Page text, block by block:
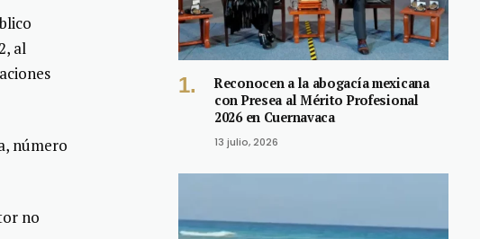
al
número
no
Reconocen a la abogacía mexicana
con Presea al Mérito Profesional
2026 en Cuernavaca
13 julio, 2026